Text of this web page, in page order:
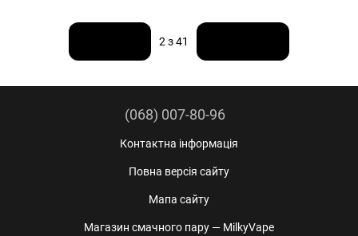
2 з 41
(068) 007-80-96
Контактна інформація
Повна версія сайту
Мапа сайту
Магазин смачного пару — MilkyVape